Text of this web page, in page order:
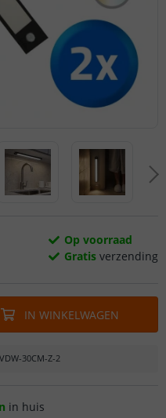
Op voorraad
Gratis verzending
IN WINKELWAGEN
30CM-Z-2
in huis